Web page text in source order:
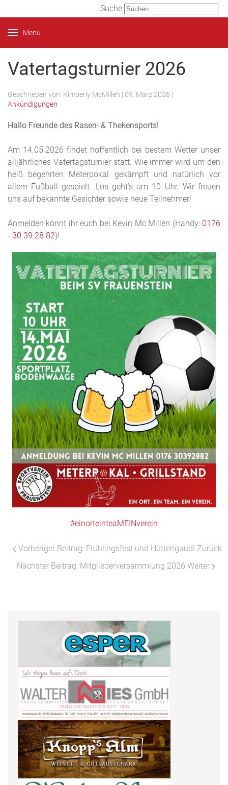
Suche
Menu
Vatertagsturnier 2026
Geschrieben von: Kimberly McMillen | 09. März 2026 |
Ankündigungen
Hallo Freunde des Rasen- & Thekensports!
Am 14.05.2026 findet hoffentlich bei bestem Wetter unser
alljährliches Vatertagsturnier statt. Wie immer wird um den
heiß begehrten Meterpokal gekämpft und natürlich vor
allem Fußball gespielt. Los geht’s um 10 Uhr. Wir freuen
uns auf bekannte Gesichter sowie neue Teilnehmer!
Anmelden könnt ihr euch bei Kevin Mc Millen (Handy: 0176
- 30 39 28 82)!
#einorteinteaMEINverein
Vorheriger Beitrag: Frühlingsfest und Hüttengaudi Zurück
Nächster Beitrag: Mitgliederversammlung 2026 Weiter